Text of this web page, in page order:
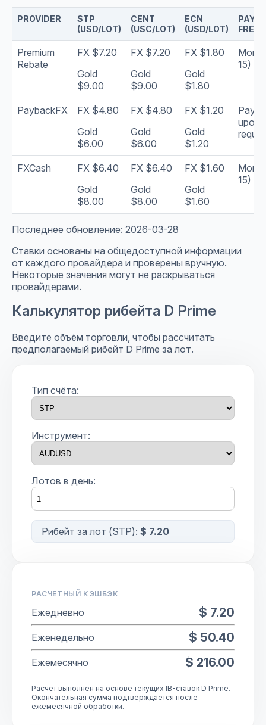
PROVIDER
STP
(USD/LOT)
CENT
(USC/LOT)
ECN
(USD/LOT)
Premium
Rebate
FX $7.20
Gold
$9.00
FX $7.20
Gold
$9.00
FX $1.80
Gold
$1.80
15)
PaybackFX
FX $4.80
Gold
$6.00
FX $4.80
Gold
$6.00
FX $1.20
Gold
$1.20
upon
FXCash
FX $6.40
Gold
$8.00
FX $6.40
Gold
$8.00
FX $1.60
Gold
$1.60
15)
Последнее обновление: 2026-03-28
Ставки основаны на общедоступной информации
от каждого провайдера и проверены вручную.
Некоторые значения могут не раскрываться
провайдерами.
Калькулятор рибейта D Prime
Введите объём торговли, чтобы рассчитать
предполагаемый рибейт D Prime за лот.
Тип счёта:
Инструмент:
Лотов в день:
Рибейт за лот (STP): $ 7.20
РАСЧЕТНЫЙ КЭШБЭК
Ежедневно $ 7.20
Еженедельно $ 50.40
Ежемесячно $ 216.00
Расчёт выполнен на основе текущих IB-ставок D Prime.
Окончательная сумма подтверждается после
ежемесячной обработки.